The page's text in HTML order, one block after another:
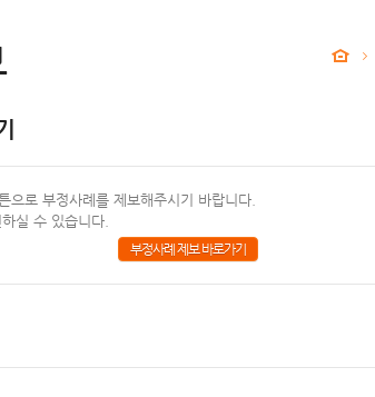
으로 부정사례를 제보해주시기 바랍니다.
실 수 있습니다.
부정사례 제보 바로가기